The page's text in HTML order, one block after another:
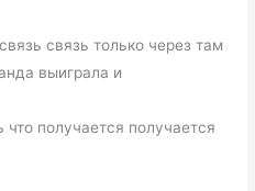
связь только через там
выиграла и
получается получается